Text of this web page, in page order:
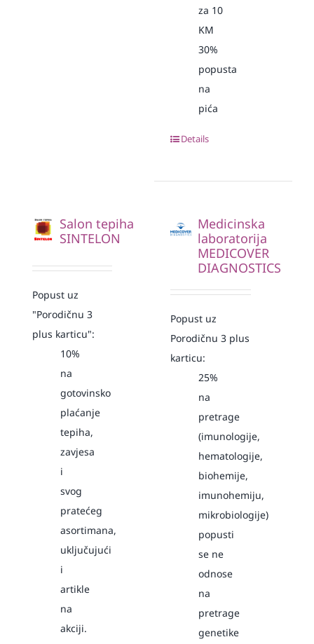
za 10
KM
30%
popusta
na
pića
Details
Salon tepiha
SINTELON
Popust uz
"Porodičnu 3
plus karticu":
10%
na
gotovinsko
plaćanje
tepiha,
zavjesa
i
svog
pratećeg
asortimana,
uključujući
i
artikle
na
akciji.
Medicinska
laboratorija
MEDICOVER
DIAGNOSTICS
Popust uz
Porodičnu 3 plus
karticu:
25%
na
pretrage
(imunologije,
hematologije,
biohemije,
imunohemiju,
mikrobiologije)
popusti
se ne
odnose
na
pretrage
genetike